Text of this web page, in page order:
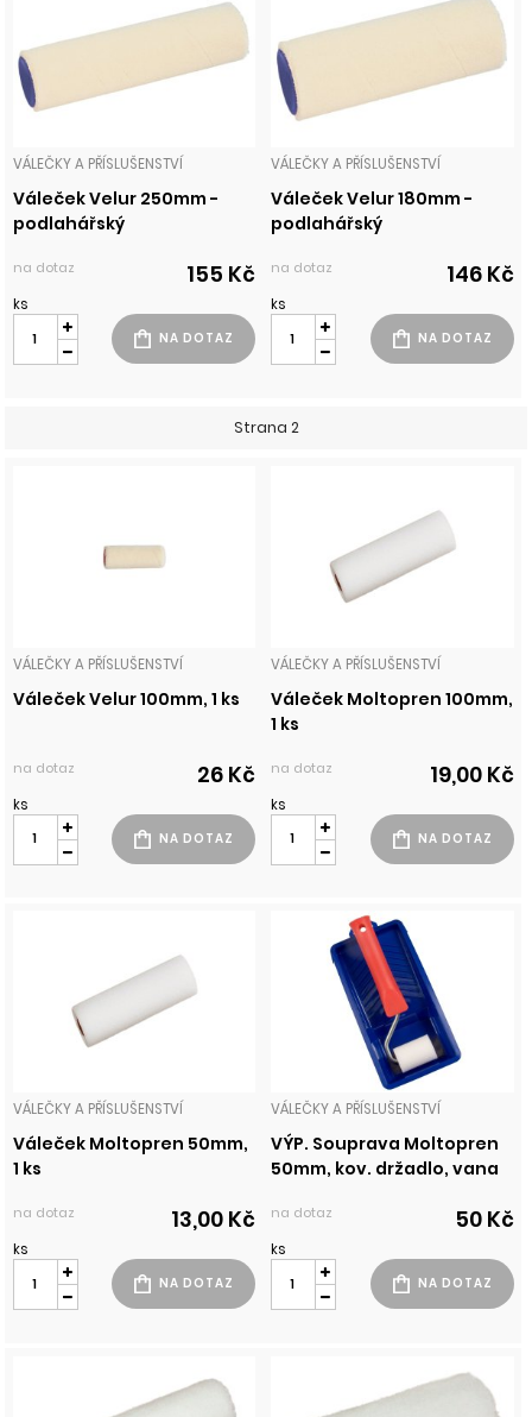
VÁLEČKY A PŘÍSLUŠENSTVÍ
Váleček Velur 250mm -
podlahářský
na dotaz 155 Kč
ks
VÁLEČKY A PŘÍSLUŠENSTVÍ
Váleček Velur 180mm -
podlahářský
na dotaz 146 Kč
ks
Strana 2
VÁLEČKY A PŘÍSLUŠENSTVÍ
Váleček Velur 100mm, 1 ks
na dotaz 26 Kč
ks
VÁLEČKY A PŘÍSLUŠENSTVÍ
Váleček Moltopren 100mm,
1 ks
na dotaz 19,00 Kč
ks
VÁLEČKY A PŘÍSLUŠENSTVÍ
Váleček Moltopren 50mm,
1 ks
na dotaz 13,00 Kč
ks
VÁLEČKY A PŘÍSLUŠENSTVÍ
VÝP. Souprava Moltopren
50mm, kov. držadlo, vana
na dotaz 50 Kč
ks